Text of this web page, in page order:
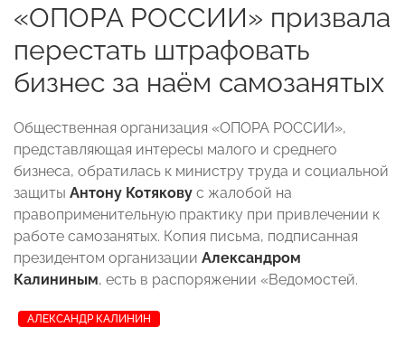
«ОПОРА РОССИИ» призвала
перестать штрафовать
бизнес за наём самозанятых
Общественная организация «ОПОРА РОССИИ»,
представляющая интересы малого и среднего
бизнеса, обратилась к министру труда и социальной
защиты Антону Котякову с жалобой на
правоприменительную практику при привлечении к
работе самозанятых. Копия письма, подписанная
президентом организации Александром
Калининым, есть в распоряжении «Ведомостей.
АЛЕКСАНДР КАЛИНИН